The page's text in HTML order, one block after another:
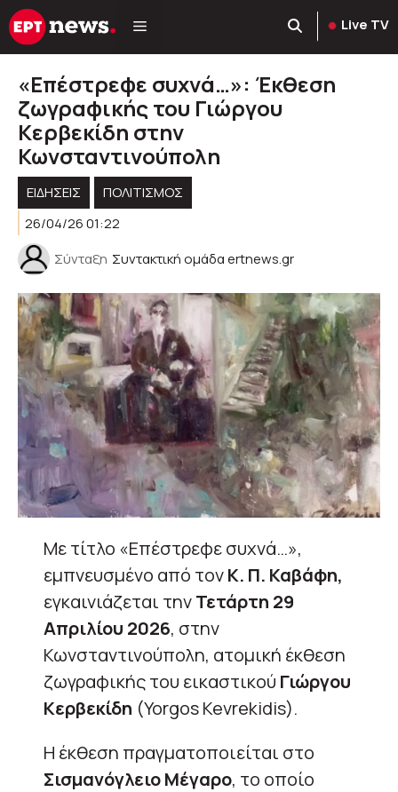
Μετάβαση
σε
Live TV
«Επέστρεφε συχνά…»: Έκθεση
ζωγραφικής του Γιώργου
Κερβεκίδη στην
Κωνσταντινούπολη
ΕΙΔΗΣΕΙΣ
ΠΟΛΙΤΙΣΜΟΣ
26/04/26 01:22
Σύνταξη Συντακτική ομάδα ertnews.gr
Με τίτλο «Επέστρεφε συχνά…»,
εμπνευσμένο από τονΚ. Π. Καβάφη,
εγκαινιάζεται τηνΤετάρτη 29
Απριλίου 2026, στην
Κωνσταντινούπολη, ατομική έκθεση
ζωγραφικής του εικαστικού Γιώργου
Κερβεκίδη (Yorgos Kevrekidis).
Η έκθεση πραγματοποιείται στο
Σισμανόγλειο Μέγαρο, το οποίο